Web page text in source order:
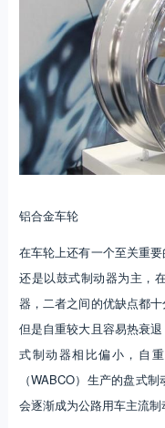
铝合金车轮
在车轮上还有一个至关重
还是以鼓式制动器为主，
器，二者之间的优缺点都
但是自重较大且容易热衰
式制动器相比偏小，自
（WABCO）生产的盘式
会逐渐成为公路用车主流制